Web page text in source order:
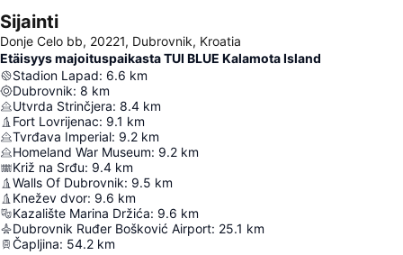
Sijainti
Donje Celo bb, 20221, Dubrovnik, Kroatia
Etäisyys majoituspaikasta TUI BLUE Kalamota Island
Stadion Lapad: 6.6 km
Dubrovnik: 8 km
Utvrda Strinčjera: 8.4 km
Fort Lovrijenac: 9.1 km
Tvrđava Imperial: 9.2 km
Homeland War Museum: 9.2 km
Križ na Srđu: 9.4 km
Walls Of Dubrovnik: 9.5 km
Knežev dvor: 9.6 km
Kazalište Marina Držića: 9.6 km
Dubrovnik Ruđer Bošković Airport: 25.1 km
Čapljina: 54.2 km